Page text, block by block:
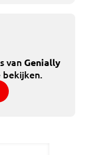
vanGenially
bekijken.